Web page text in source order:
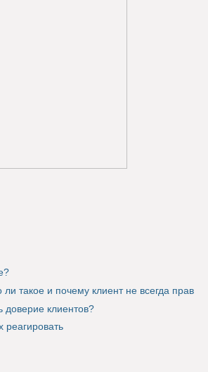
такое и почему клиент не всегда прав
клиентов?
реагировать